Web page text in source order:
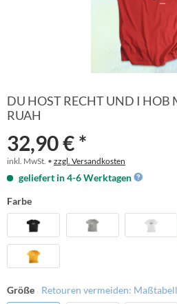
DU HOST RECHT UND I HOB
RUAH
32,90 € *
inkl. MwSt. • zzgl. Versandkosten
geliefert in 4-6 Werktagen
Farbe
Größe Retouren vermeiden: